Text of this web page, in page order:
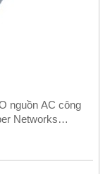
nguồn AC công
Networks